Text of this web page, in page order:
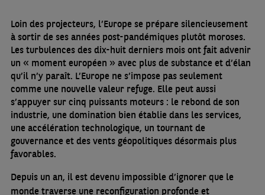
Loin des projecteurs, l’Europe se prépare silencieusement
à sortir de ses années post-pandémiques plutôt moroses.
Les turbulences des dix-huit derniers mois ont fait advenir
un « moment européen » avec plus de substance et d’élan
qu’il n’y paraît. L’Europe ne s’impose pas seulement
comme une nouvelle valeur refuge. Elle peut aussi
s’appuyer sur cinq puissants moteurs : le rebond de son
industrie, une domination bien établie dans les services,
une accélération technologique, un tournant de
gouvernance et des vents géopolitiques désormais plus
favorables.
Depuis un an, il est devenu impossible d’ignorer que le
monde traverse une reconfiguration profonde et